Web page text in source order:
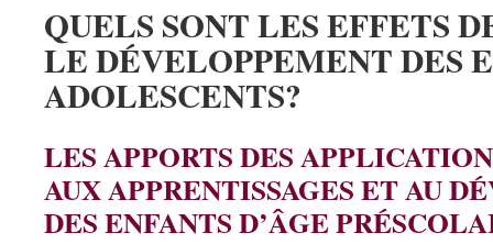
QUELS SONT LES EFFETS
LE DÉVELOPPEMENT DES
ADOLESCENTS?
LES APPORTS DES
AUX APPRENTISSAGES ET AU
DES ENFANTS D’ÂGE